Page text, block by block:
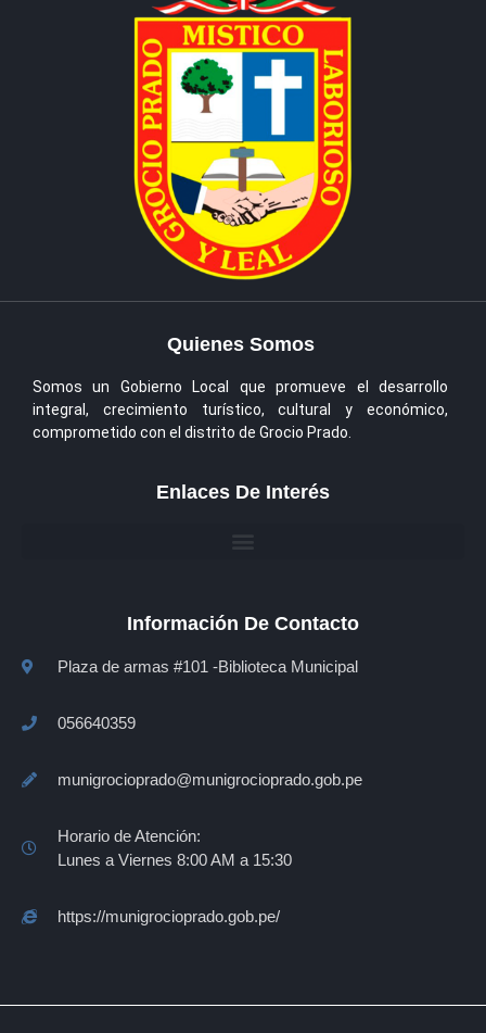
Quienes Somos
Somos un Gobierno Local que promueve el desarrollo
integral, crecimiento turístico, cultural y económico,
comprometido con el distrito de Grocio Prado.
Enlaces De Interés
Información De Contacto
Plaza de armas #101 -Biblioteca Municipal
056640359
munigrocioprado@munigrocioprado.gob.pe
Horario de Atención:
Lunes a Viernes 8:00 AM a 15:30
https://munigrocioprado.gob.pe/